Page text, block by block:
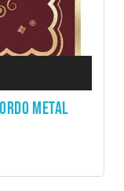
METAL